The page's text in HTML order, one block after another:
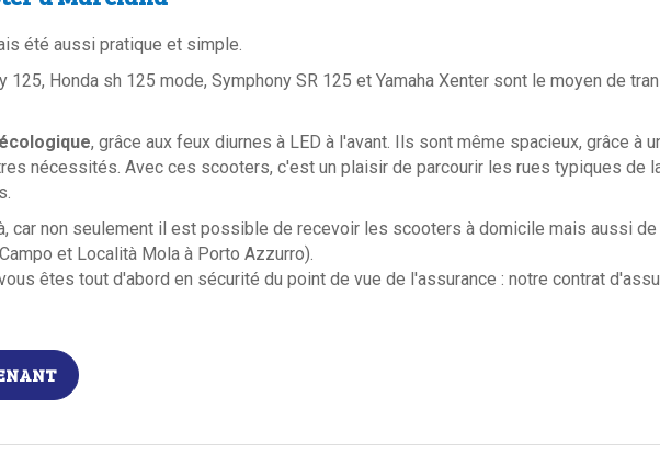
été aussi pratique et simple.
125, Honda sh 125 mode, Symphony SR 125 et Yamaha Xenter sont le moyen de
, grâce aux feux diurnes à LED à l'avant. Ils sont même spacieux, grâce à
nécessités. Avec ces scooters, c'est un plaisir de parcourir les rues typiques de
car non seulement il est possible de recevoir les scooters à domicile mais aussi
et Località Mola à Porto Azzurro).
êtes tout d'abord en sécurité du point de vue de l'assurance : notre contrat